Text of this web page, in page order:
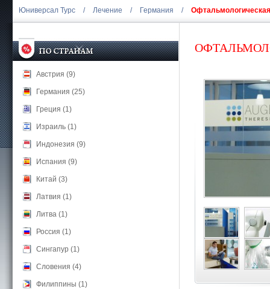
Юниверсал Турс / Лечение / Германия /
Австрия (9)
Германия (25)
Греция (1)
Израиль (1)
Индонезия (9)
Испания (9)
Китай (3)
Латвия (1)
Литва (1)
Россия (1)
Сингапур (1)
Словения (4)
Филиппины (1)